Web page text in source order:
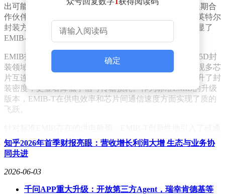
出可能采用EMIB封装方案。作为谷歌定制TPU项目的长期合
作伙伴，联发科在技术评估阶段必然与谷歌共同考量了英特尔
封装方案的可行性。这种跨领域的技术协同，进一步凸显了
EMIB-T在高端计算领域的战略价值。
EMIB技术自2017年实现商业化应用以来，始终代表着2.5D封
装领域的前沿水平。其核心创新在于通过嵌入式硅桥实现多芯
片互连，彻底摒弃了传统中介层设计。这种架构不仅提升了封
装密度，更显著降低了信号传输损耗。作为标准EMIB的升级
版本，EMIB-T在供电效率和芯片间通信速度方面实现了质的
飞跃。
孔（TSV）技术。通过从封装底部直接构建供电通道，新方案
成功解决了悬臂式供电路径导致的电压降问题，为高带宽内存
（HBM4/HBM4E）的集成铺平了道路。与此同时，UCIe-A互
连标准的采用使数据传输速率突破32 Gb/s大关，为异构计算
确定
知乎2026年首季财报亮眼：营收增长利润大增 生态与业务协
同共进
2026-06-03
千问APP重大升级：开放第三方Agent，瑞幸肯德基等